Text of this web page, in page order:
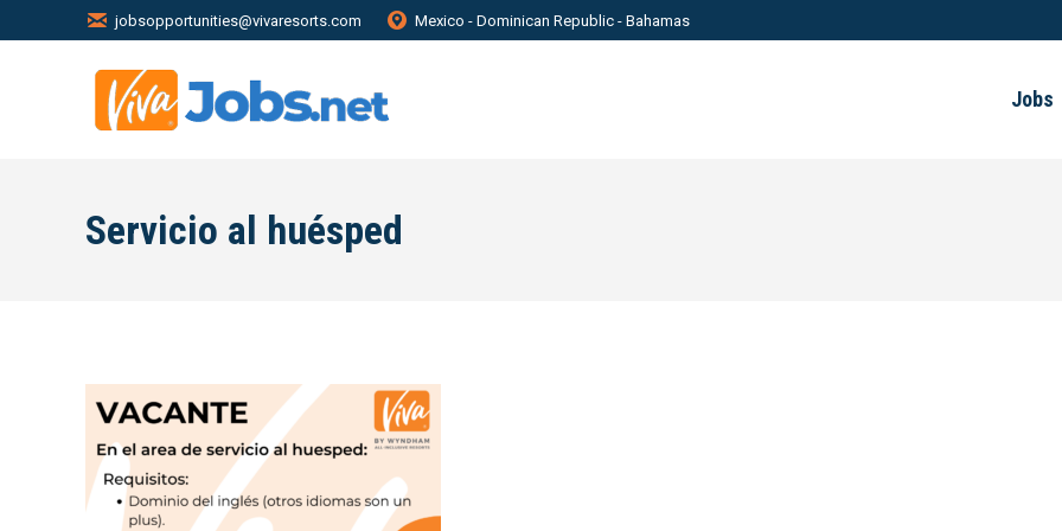
jobsopportunities@vivaresorts.com Mexico - Dominican Republic - Bahamas
Jobs
Servicio al huésped